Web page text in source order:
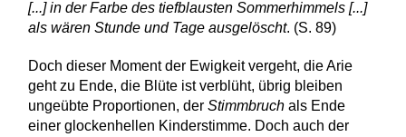
[...] in der Farbe des tiefblausten Sommerhimmels [...]
als wären Stunde und Tage ausgelöscht. (S. 89)
Doch dieser Moment der Ewigkeit vergeht, die Arie
geht zu Ende, die Blüte ist verblüht, übrig bleiben
ungeübte Proportionen, derStimmbruchals Ende
einer glockenhellen Kinderstimme. Doch auch der